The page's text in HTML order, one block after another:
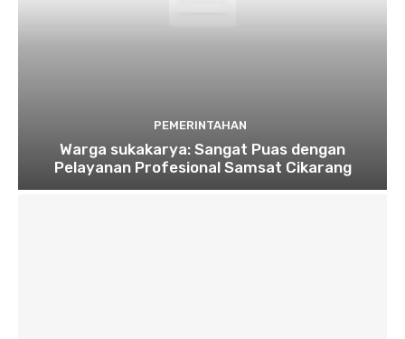
PEMERINTAHAN
Warga sukakarya: Sangat Puas dengan
Pelayanan Profesional Samsat Cikarang